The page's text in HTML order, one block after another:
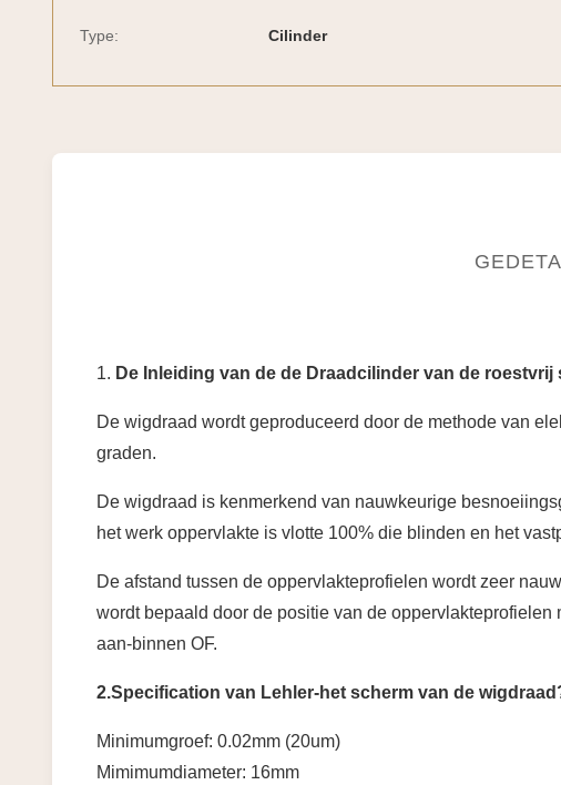
Type: Cilinder
1. De Inleiding van de de Draadcilinder van de roestvrij
De wigdraad wordt geproduceerd door de methode van
graden.
De wigdraad is kenmerkend van nauwkeurige
het werk oppervlakte is vlotte 100% die blinden en het
De afstand tussen de oppervlakteprofielen wordt zeer
wordt bepaald door de positie van de
aan-binnen OF.
2.Specification van Lehler-het scherm van de
Minimumgroef: 0.02mm (20um)
Mimimumdiameter: 16mm